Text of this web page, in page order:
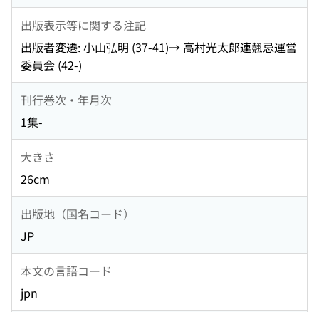
出版表示等に関する注記
出版者変遷: 小山弘明 (37-41)→ 高村光太郎連翹忌運営
委員会 (42-)
刊行巻次・年月次
1集-
大きさ
26cm
出版地（国名コード）
JP
本文の言語コード
jpn